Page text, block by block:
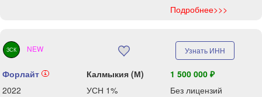
Подробнее>>>
ЗСК NEW Узнать ИНН
Форлайт i Калмыкия (М)
1 500 000 ₽
2022
УСН 1%
Без лицензий